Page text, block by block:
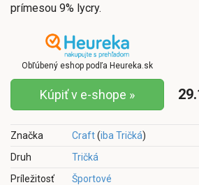
prímesou 9% lycry.
Obľúbený eshop podľa Heureka.sk
Kúpiť v e-shope »
Značka Craft(iba Tričká)
Druh
Tričká
Príležitosť
Športové